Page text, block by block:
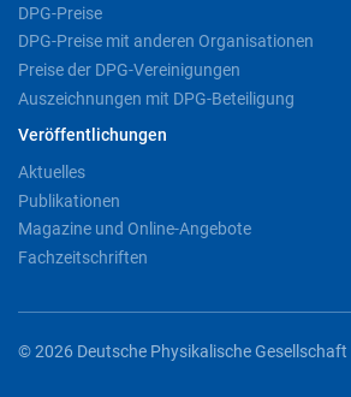
DPG-Preise
DPG-Preise mit anderen Organisationen
Preise der DPG-Vereinigungen
Auszeichnungen mit DPG-Beteiligung
Veröffentlichungen
Aktuelles
Publikationen
Magazine und Online-Angebote
Fachzeitschriften
© 2026 Deutsche Physikalische Gesellschaft